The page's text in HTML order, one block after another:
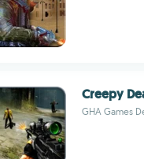
Creepy
GHA Games